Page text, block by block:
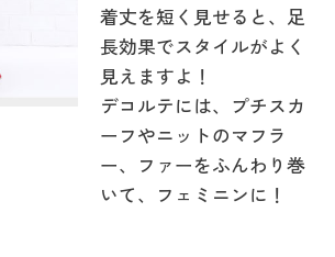
着丈を短く見せると、足
長効果でスタイルがよく
見えますよ！
デコルテには、プチスカ
ーフやニットのマフラ
ー、ファーをふんわり巻
いて、フェミニンに！